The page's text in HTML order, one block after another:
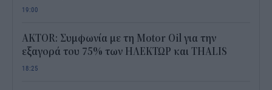
19:00
AKTOR: Συμφωνία με τη Motor Oil για την
εξαγορά του 75% των ΗΛΕΚΤΩΡ και THALIS
18:25